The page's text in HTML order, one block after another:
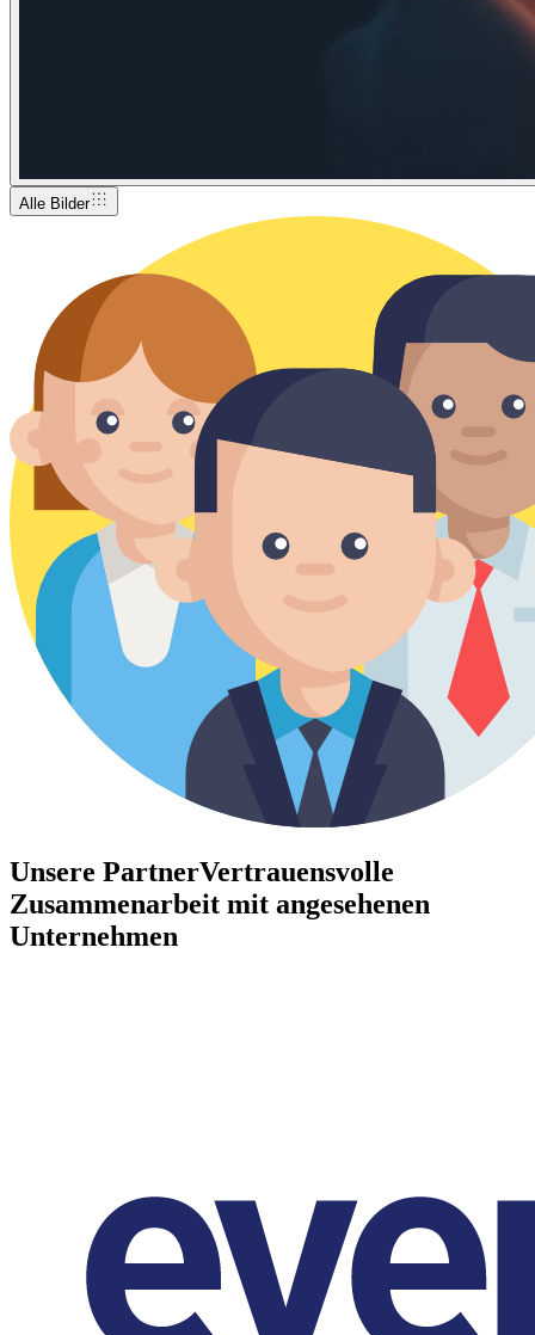
Alle Bilder
Unsere PartnerVertrauensvolle
Zusammenarbeit mit angesehenen
Unternehmen